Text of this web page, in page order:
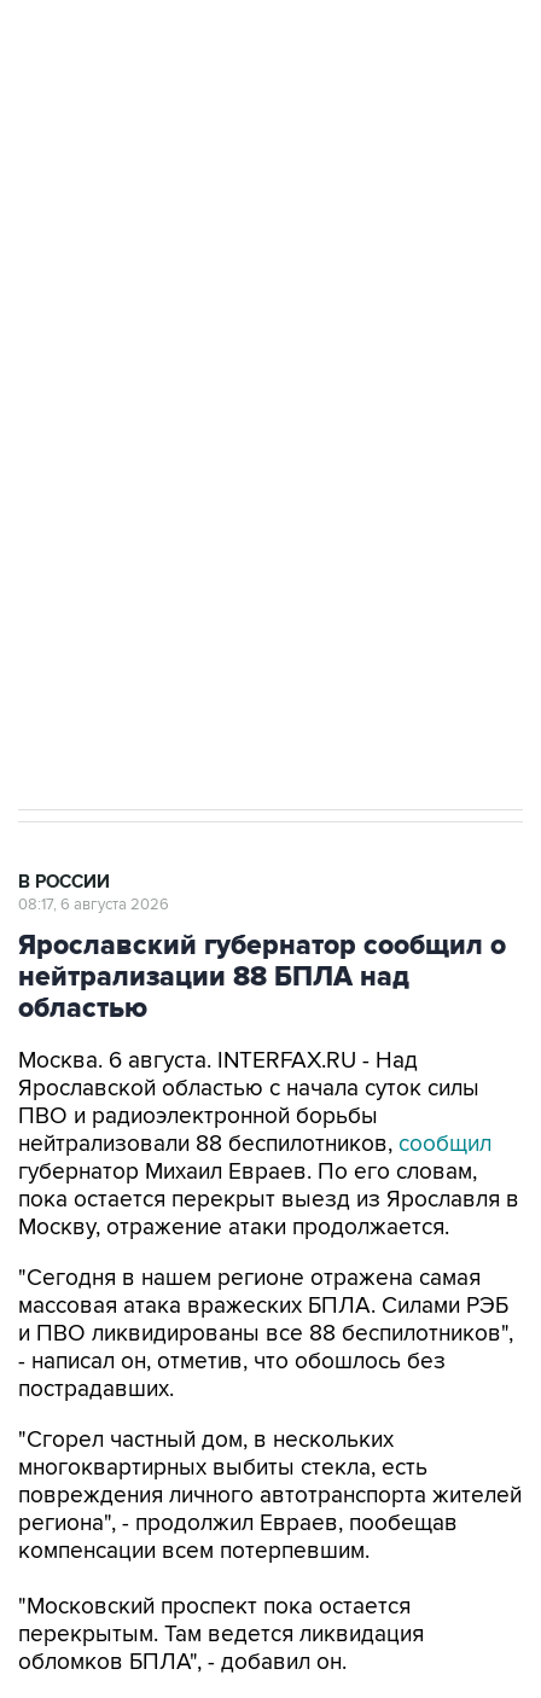
В РОССИИ
08:17, 6 августа 2026
Ярославский губернатор сообщил о
нейтрализации 88 БПЛА над
областью
Москва. 6 августа. INTERFAX.RU - Над
Ярославской областью с начала суток силы
ПВО и радиоэлектронной борьбы
нейтрализовали 88 беспилотников, сообщил
губернатор Михаил Евраев. По его словам,
пока остается перекрыт выезд из Ярославля в
Москву, отражение атаки продолжается.
"Сегодня в нашем регионе отражена самая
массовая атака вражеских БПЛА. Силами РЭБ
и ПВО ликвидированы все 88 беспилотников",
- написал он, отметив, что обошлось без
пострадавших.
"Сгорел частный дом, в нескольких
многоквартирных выбиты стекла, есть
повреждения личного автотранспорта жителей
региона", - продолжил Евраев, пообещав
компенсации всем потерпевшим.
"Московский проспект пока остается
перекрытым. Там ведется ликвидация
обломков БПЛА", - добавил он.